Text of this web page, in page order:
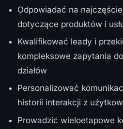
Odpowiadać na
dotyczące produktów i
Kwalifikować leady i
kompleksowe zapytania
działów
Personalizować
historii interakcji z
Prowadzić wieloetapowe